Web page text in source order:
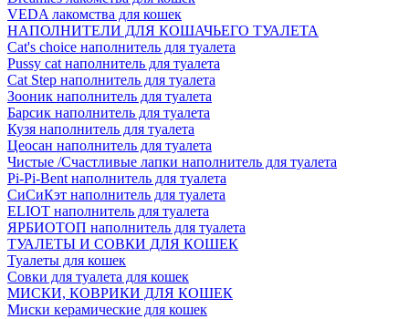
VEDA лакомства для кошек
НАПОЛНИТЕЛИ ДЛЯ КОШАЧЬЕГО ТУАЛЕТА
Cat's choice наполнитель для туалета
Pussy cat наполнитель для туалета
Cat Step наполнитель для туалета
Зооник наполнитель для туалета
Барсик наполнитель для туалета
Кузя наполнитель для туалета
Цеосан наполнитель для туалета
Чистые /Счастливые лапки наполнитель для туалета
Pi-Pi-Bent наполнитель для туалета
СиСиКэт наполнитель для туалета
ELIOT наполнитель для туалета
ЯРБИОТОП наполнитель для туалета
ТУАЛЕТЫ И СОВКИ ДЛЯ КОШЕК
Туалеты для кошек
Совки для туалета для кошек
МИСКИ, КОВРИКИ ДЛЯ КОШЕК
Миски керамические для кошек